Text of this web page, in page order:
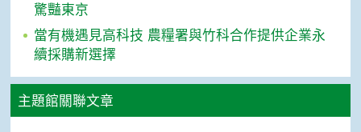
驚豔東京
當有機遇見高科技 農糧署與竹科合作提供企業永
續採購新選擇
主題館關聯文章